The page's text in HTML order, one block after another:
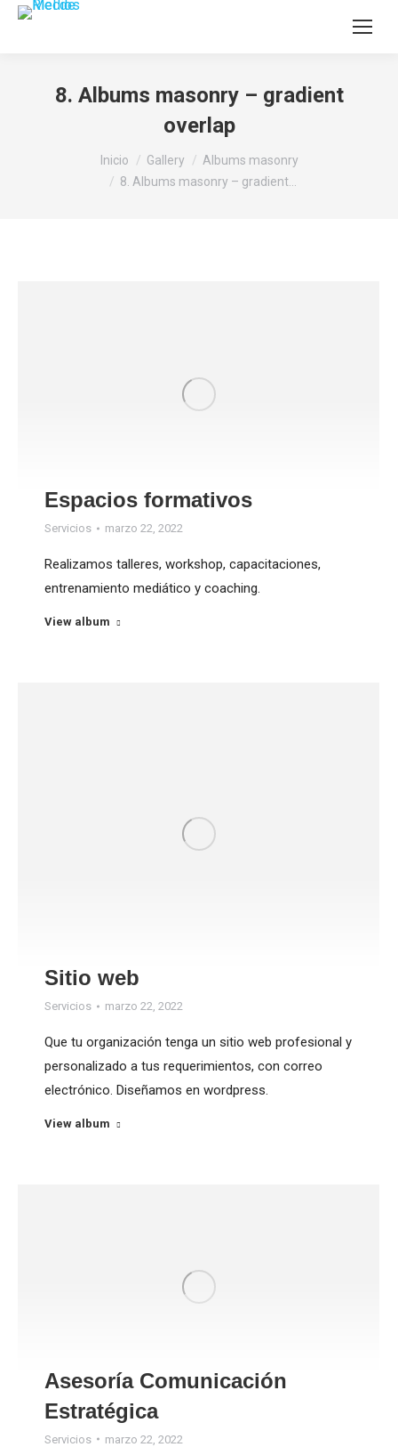
8. Albums masonry – gradient
overlap
Inicio Gallery
Albums masonry
8. Albums masonry – gradient…
Espacios formativos
Servicios marzo 22, 2022
Realizamos talleres, workshop, capacitaciones,
entrenamiento mediático y coaching.
View album
Sitio web
Servicios marzo 22, 2022
Que tu organización tenga un sitio web profesional y
personalizado a tus requerimientos, con correo
electrónico. Diseñamos en wordpress.
View album
Asesoría Comunicación
Estratégica
Servicios marzo 22, 2022